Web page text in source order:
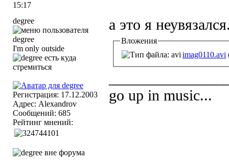
15:17
degree
I'm only outside
Регистрация: 17.12.2003
Адрес: Alexandrov
Сообщений: 685
Рейтинг мнений:
а это я
Вложения
imag0110.avi
go up in music...